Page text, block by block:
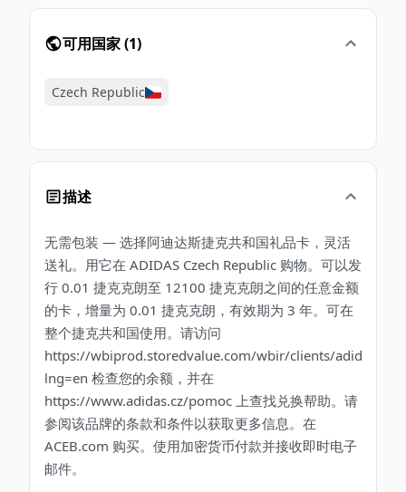
可用国家(1)
Czech Republic
描述
无需包装 — 选择阿迪达斯捷克共和国礼品卡，灵活
送礼。用它在 ADIDAS Czech Republic 购物。可以发
行 0.01 捷克克朗至 12100 捷克克朗之间的任意金额
的卡，增量为 0.01 捷克克朗，有效期为 3 年。可在
整个捷克共和国使用。请访问
https://wbiprod.storedvalue.com/wbir/clients/adidas?
lng=en 检查您的余额，并在
https://www.adidas.cz/pomoc 上查找兑换帮助。请
参阅该品牌的条款和条件以获取更多信息。在
ACEB.com 购买。使用加密货币付款并接收即时电子
邮件。